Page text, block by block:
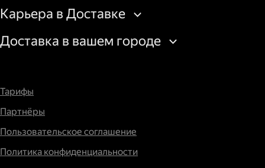
Карьера в Доставке
Доставка в вашем городе
Тарифы
Партнёры
Пользовательское соглашение
Политика конфиденциальности